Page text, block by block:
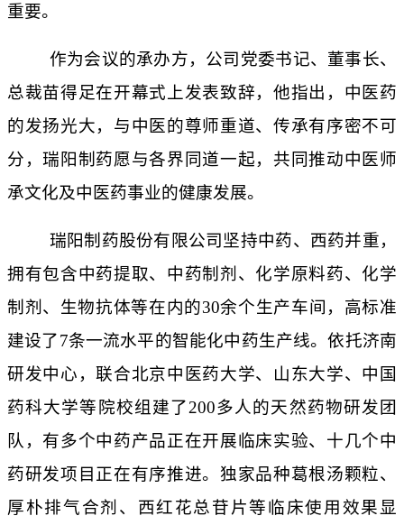
重要。
作为会议的承办方，公司党委书记、董事长、
总裁苗得足在开幕式上发表致辞，他指出，中医药
的发扬光大，与中医的尊师重道、传承有序密不可
分，瑞阳制药愿与各界同道一起，共同推动中医师
承文化及中医药事业的健康发展。
瑞阳制药股份有限公司坚持中药、西药并重，
拥有包含中药提取、中药制剂、化学原料药、化学
制剂、生物抗体等在内的30余个生产车间，高标准
建设了7条一流水平的智能化中药生产线。依托济南
研发中心，联合北京中医药大学、山东大学、中国
药科大学等院校组建了200多人的天然药物研发团
队，有多个中药产品正在开展临床实验、十几个中
药研发项目正在有序推进。独家品种葛根汤颗粒、
厚朴排气合剂、西红花总苷片等临床使用效果显